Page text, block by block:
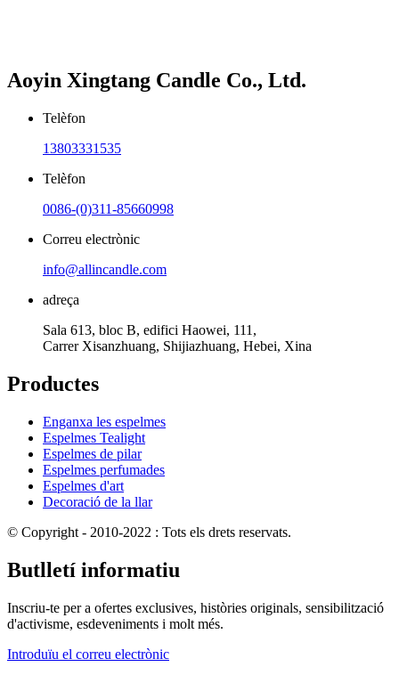
Aoyin Xingtang Candle Co., Ltd.
Telèfon
13803331535
Telèfon
0086-(0)311-85660998
Correu electrònic
info@allincandle.com
adreça
Sala 613, bloc B, edifici Haowei, 111,
Carrer Xisanzhuang, Shijiazhuang, Hebei, Xina
Productes
Enganxa les espelmes
Espelmes Tealight
Espelmes de pilar
Espelmes perfumades
Espelmes d'art
Decoració de la llar
© Copyright - 2010-2022 : Tots els drets reservats.
Butlletí informatiu
Inscriu-te per a ofertes exclusives, històries originals, sensibilització
d'activisme, esdeveniments i molt més.
Introduïu el correu electrònic